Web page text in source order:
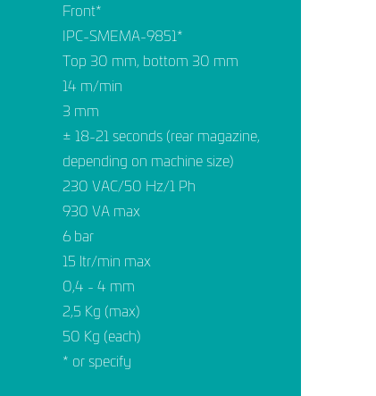
Front*
IPC-SMEMA-9851*
Top 30 mm, bottom 30 mm
14 m/min
3 mm
± 18-21 seconds (rear magazine,
depending on machine size)
230 VAC/50 Hz/1 Ph
930 VA max
6 bar
15 ltr/min max
0,4 - 4 mm
2,5 Kg (max)
50 Kg (each)
* or specify